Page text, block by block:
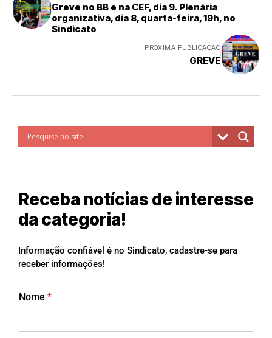
Greve no BB e na CEF, dia 9. Plenária
organizativa, dia 8, quarta-feira, 19h, no
Sindicato
PRÓXIMA PUBLICAÇÃO
GREVE
Receba notícias de interesse
da categoria!
Informação confiável é no Sindicato, cadastre-se para
receber informações!
Nome *